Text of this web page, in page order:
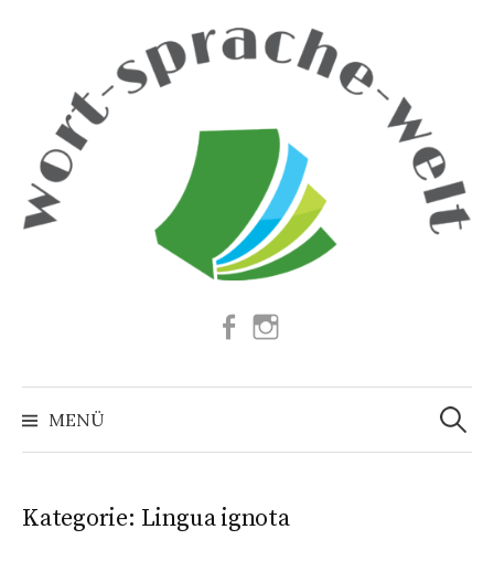
Facebook
MENÜ
Suchen
nach:
Kategorie: Lingua ignota